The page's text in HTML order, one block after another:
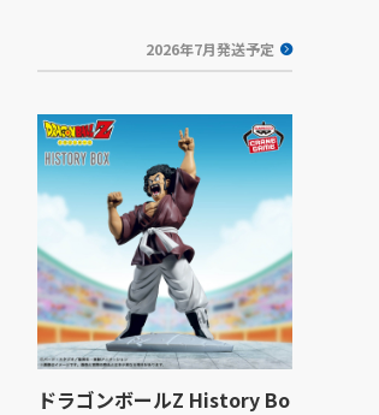
2026年7月発送予定
ドラゴンボールZ History Bo